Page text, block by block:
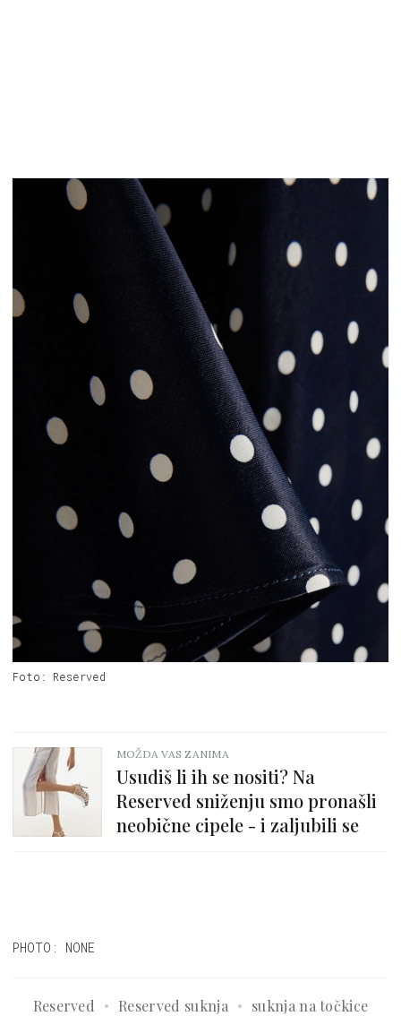
Foto: Reserved
MOŽDA VAS ZANIMA
Usudiš li ih se nositi? Na
Reserved sniženju smo pronašli
neobične cipele - i zaljubili se
PHOTO: NONE
Reserved Reserved suknja suknja na točkice